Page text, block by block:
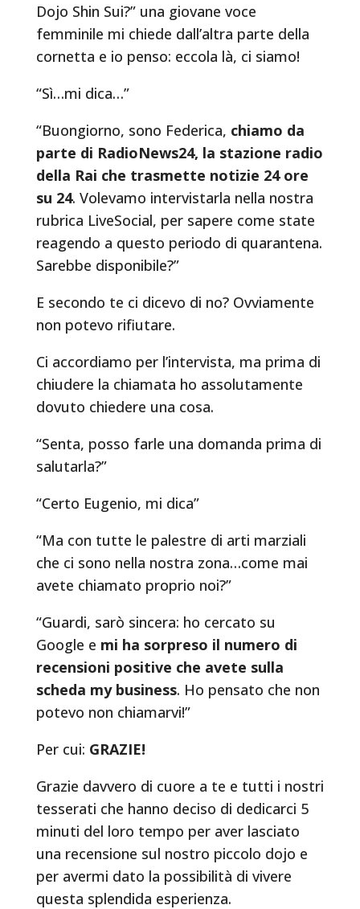
Dojo Shin Sui?” una giovane voce
femminile mi chiede dall’altra parte della
cornetta e io penso: eccola là, ci siamo!
“Sì…mi dica…”
“Buongiorno, sono Federica, chiamo da
parte di RadioNews24, la stazione radio
della Rai che trasmette notizie 24 ore
su 24. Volevamo intervistarla nella nostra
rubrica LiveSocial, per sapere come state
reagendo a questo periodo di quarantena.
Sarebbe disponibile?”
E secondo te ci dicevo di no? Ovviamente
non potevo rifiutare.
Ci accordiamo per l’intervista, ma prima di
chiudere la chiamata ho assolutamente
dovuto chiedere una cosa.
“Senta, posso farle una domanda prima di
salutarla?”
“Certo Eugenio, mi dica”
“Ma con tutte le palestre di arti marziali
che ci sono nella nostra zona…come mai
avete chiamato proprio noi?”
“Guardi, sarò sincera: ho cercato su
Google e mi ha sorpreso il numero di
recensioni positive che avete sulla
scheda my business. Ho pensato che non
potevo non chiamarvi!”
Per cui: GRAZIE!
Grazie davvero di cuore a te e tutti i nostri
tesserati che hanno deciso di dedicarci 5
minuti del loro tempo per aver lasciato
una recensione sul nostro piccolo dojo e
per avermi dato la possibilità di vivere
questa splendida esperienza.